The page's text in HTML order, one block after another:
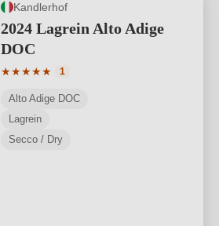
Kandlerhof
2024 Lagrein Alto Adige
DOC
★★★★★
Valutazione media di 5 su 5 stelle
1
Alto Adige DOC
Lagrein
Secco / Dry